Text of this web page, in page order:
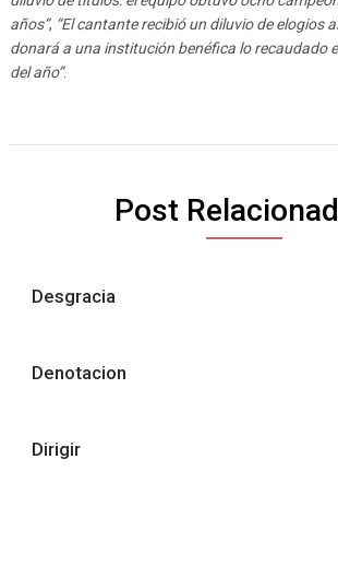
años”, “El cantante recibió un diluvio de elogios
donará a una institución benéfica lo recaudado
del año”.
Post
Desgracia
Denotacion
Dirigir